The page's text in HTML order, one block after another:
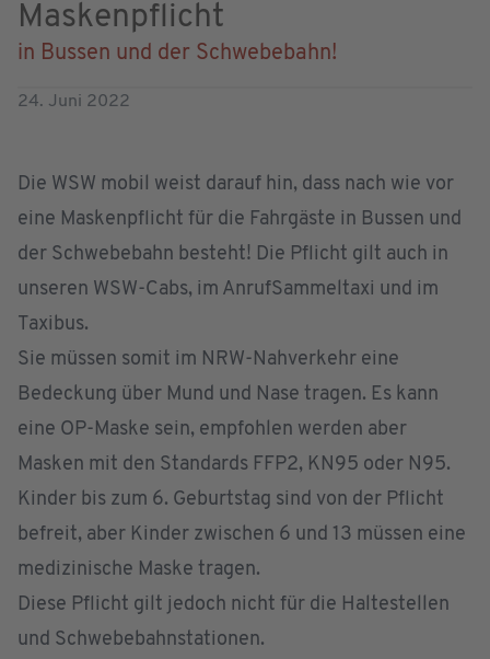
Maskenpflicht
in Bussen und der Schwebebahn!
24. Juni 2022
Die WSW mobil weist darauf hin, dass nach wie vor
eine Maskenpflicht für die Fahrgäste in Bussen und
der Schwebebahn besteht! Die Pflicht gilt auch in
unseren WSW-Cabs, im AnrufSammeltaxi und im
Taxibus.
Sie müssen somit im NRW-Nahverkehr eine
Bedeckung über Mund und Nase tragen. Es kann
eine OP-Maske sein, empfohlen werden aber
Masken mit den Standards FFP2, KN95 oder N95.
Kinder bis zum 6. Geburtstag sind von der Pflicht
befreit, aber Kinder zwischen 6 und 13 müssen eine
medizinische Maske tragen.
Diese Pflicht gilt jedoch nicht für die Haltestellen
und Schwebebahnstationen.